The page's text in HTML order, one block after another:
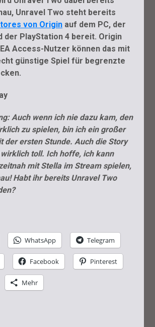
Unravel Two steht bereits
von Origin auf dem PC, der
der PlayStation 4 bereit. Origin
Access-Nutzer können das mit
günstige Spiel für begrenzte
Auch wenn ich nie dazu kam, den
zu spielen, bin ich ein großer
der ersten Stunde. Auch die Story
toll. Ich hoffe, ich kann
mit Stella im Stream spielen,
Habt ihr bereits Unravel Two
WhatsApp Telegram
Facebook Pinterest
Mehr